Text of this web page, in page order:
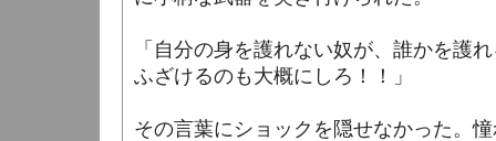
「自分の身を護れない奴が、誰かを護
ふざけるのも大概にしろ！！」
その言葉にショックを隠せなかった。